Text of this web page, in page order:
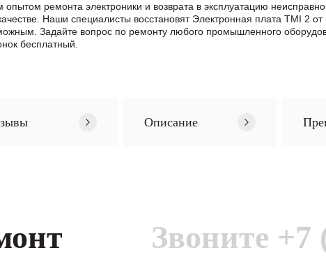
ремонта электроники и возврата в эксплуатацию
Наши специалисты восстановят Электронная плата TMI 2
Задайте вопрос по ремонту любого промышленного
бесплатный.
Описание
Звоните +7